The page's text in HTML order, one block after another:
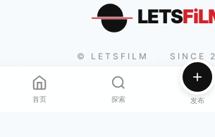
LETS
© LETSFILM SINCE
首页 探索 发布